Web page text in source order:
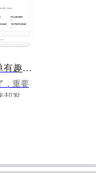
Backrest 使用指南：让备份变得简单有趣的工具
，重要
发现